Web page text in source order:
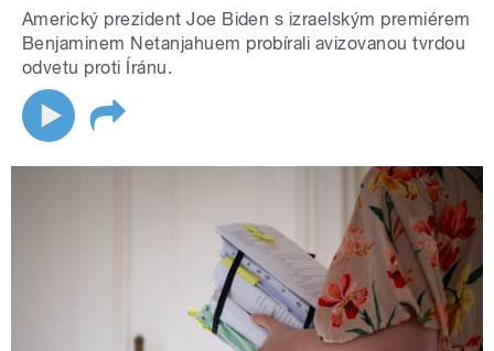
Americký prezident Joe Biden s izraelským premiérem
Benjaminem Netanjahuem probírali avizovanou tvrdou
odvetu proti Íránu.